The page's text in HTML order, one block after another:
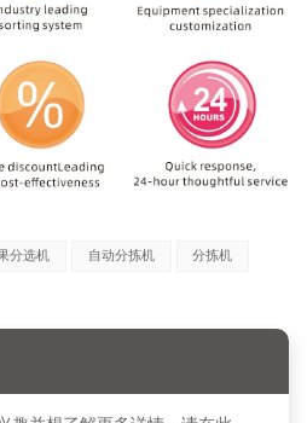
分选机 自动分拣机
分拣机